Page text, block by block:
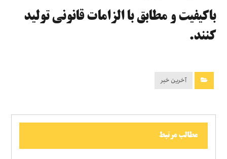
باکیفیت و مطابق با الزامات قانونی تولید
کنند.
آخرین خبر
مطالب مرتبط